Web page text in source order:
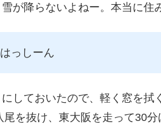
が降らないよねー。本当に住
っしーん
しておいたので、軽く窓を拭
尾を抜け、東大阪を走って30